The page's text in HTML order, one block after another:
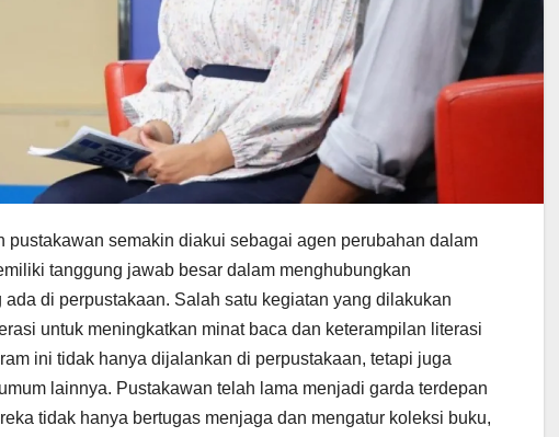
semakin diakui sebagai agen perubahan dalam
tanggung jawab besar dalam menghubungkan
di perpustakaan. Salah satu kegiatan yang dilakukan
untuk meningkatkan minat baca dan keterampilan literasi
ini tidak hanya dijalankan di perpustakaan, tetapi juga
lainnya. Pustakawan telah lama menjadi garda terdepan
tidak hanya bertugas menjaga dan mengatur koleksi buku,